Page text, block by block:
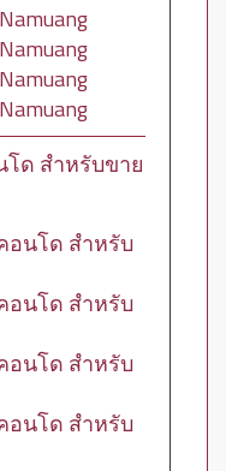
ด สำหรับขาย
อนโด สำหรับ
อนโด สำหรับ
อนโด สำหรับ
อนโด สำหรับ